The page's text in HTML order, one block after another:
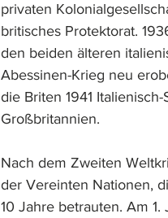
privaten
britisches Protektorat.
den beiden älteren
Abessinen-Krieg neu
die Briten 1941
Großbritannien.
Nach dem Zweiten
der Vereinten Nationen,
10 Jahre betrauten. Am